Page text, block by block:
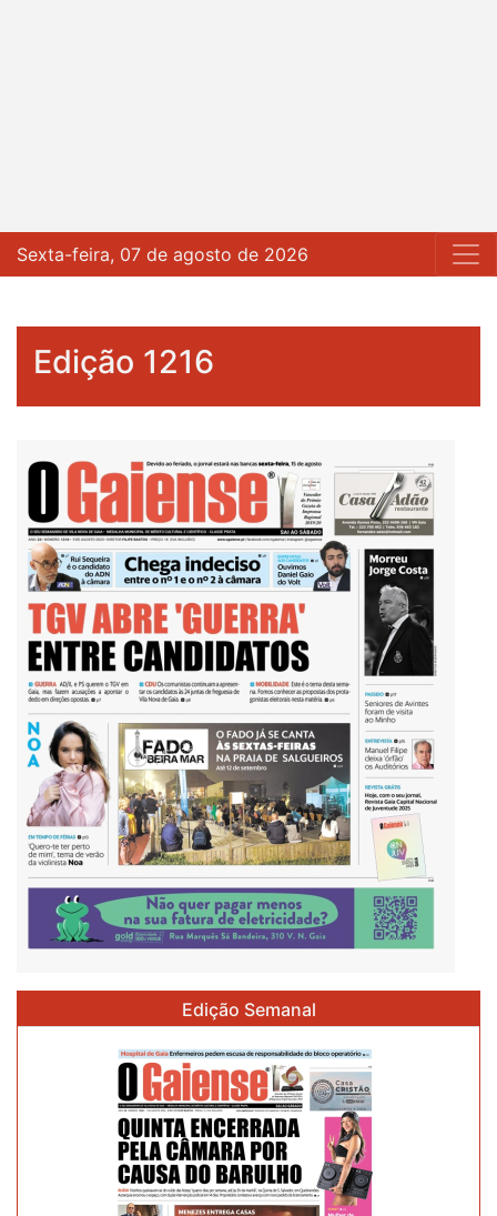
Sexta-feira, 07 de agosto de 2026
Edição 1216
Edição Semanal